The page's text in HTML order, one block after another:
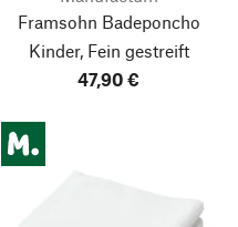
Framsohn Badeponcho
Kinder, Fein gestreift
47,90 €